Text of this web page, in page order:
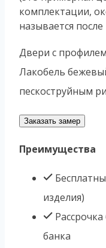
комплектации,
называется
Двери с
Лакобель
пескоструйным
Заказать замер
Преимущества
изделия)
Рассрочка
банка